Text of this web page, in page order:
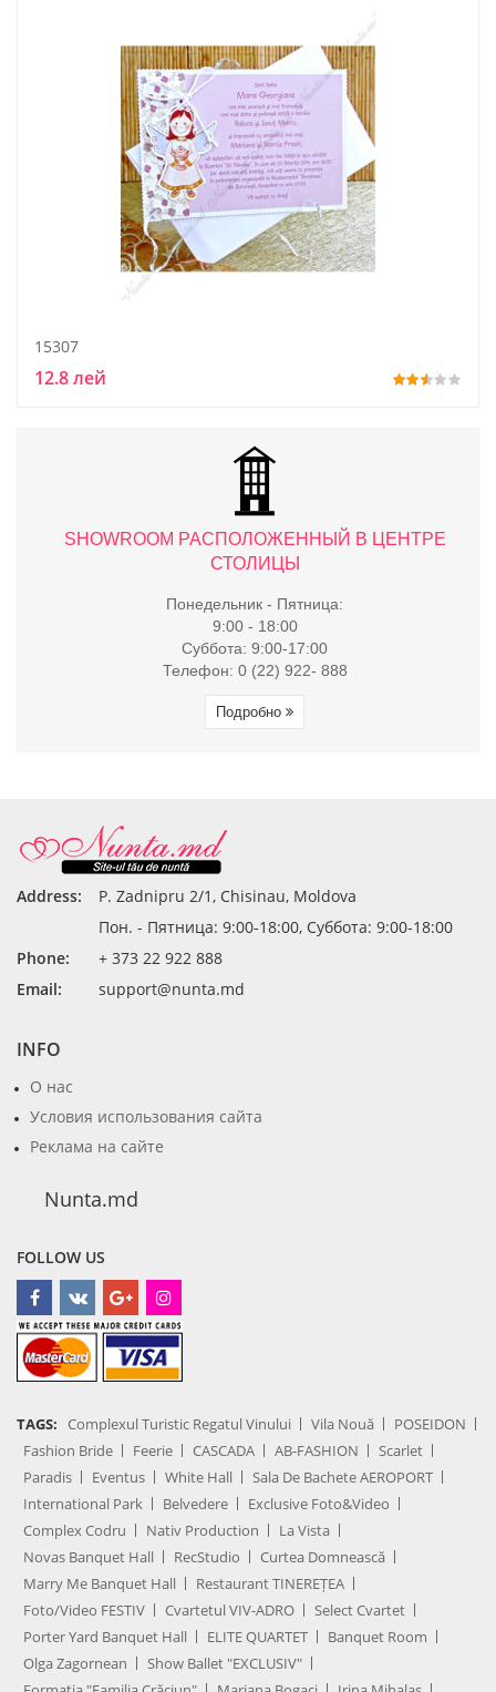
15307
12.8 лей
SHOWROOM РАСПОЛОЖЕННЫЙ В ЦЕНТРЕ
СТОЛИЦЫ
Понедельник - Пятница:
9:00 - 18:00
Суббота: 9:00-17:00
Телефон: 0 (22) 922- 888
Подробно
Address:
P. Zadnipru 2/1, Chisinau, Moldova
Пон. - Пятница: 9:00-18:00, Суббота: 9:00-18:00
Phone:
+ 373 22 922 888
Email:
support@nunta.md
INFO
О нас
Условия использования сайта
Реклама на сайте
Nunta.md
FOLLOW US
TAGS: Complexul Turistic Regatul Vinului Vila Nouă
POSEIDON
Fashion Bride
Feerie CASCADA AB-FASHION
Scarlet
Paradis
Eventus White Hall
Sala De Bachete AEROPORT
International Park
Belvedere
Exclusive Foto&Video
Complex Codru
Nativ Production
La Vista
Novas Banquet Hall
RecStudio
Curtea Domnească
Marry Me Banquet Hall
Restaurant TINEREȚEA
Foto/Video FESTIV
Cvartetul VIV-ADRO
Select Cvartet
Porter Yard Banquet Hall
ELITE QUARTET
Banquet Room
Olga Zagornean
Show Ballet "EXCLUSIV"